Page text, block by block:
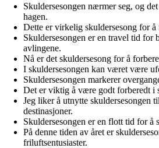
Skuldersesongen nærmer seg, og
hagen.
Dette er virkelig skuldersesong for
Skuldersesongen er en travel tid for
avlingene.
Nå er det skuldersesong for å
I skuldersesongen kan været være
Skuldersesongen markerer
Det er viktig å være godt forberedt i
Jeg liker å utnytte skuldersesongen
destinasjoner.
Skuldersesongen er en flott tid for å
På denne tiden av året er
friluftsentusiaster.